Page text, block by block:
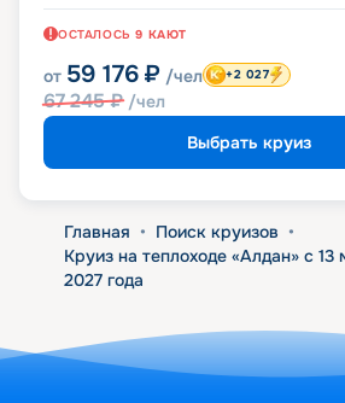
ОСТАЛОСЬ 9 КАЮТ
от 59 176 ₽ /чел
67 245₽ /чел
+2 027
Выбрать круиз
Главная • Поиск круизов •
Круиз на теплоходе «Алдан» с 13
2027 года